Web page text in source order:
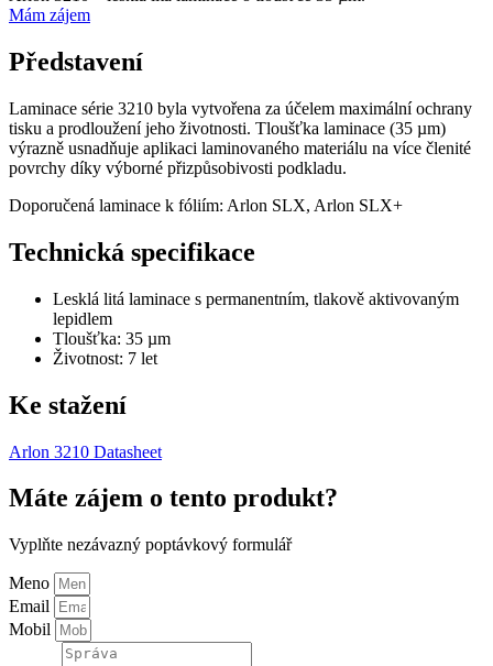
Mám zájem
Představení
Laminace série 3210 byla vytvořena za účelem maximální ochrany
tisku a prodloužení jeho životnosti. Tloušťka laminace (35 µm)
výrazně usnadňuje aplikaci laminovaného materiálu na více členité
povrchy díky výborné přizpůsobivosti podkladu.
Doporučená laminace k fóliím: Arlon SLX, Arlon SLX+
Technická specifikace
Lesklá litá laminace s permanentním, tlakově aktivovaným
lepidlem
Tloušťka: 35 µm
Životnost: 7 let
Ke stažení
Arlon 3210 Datasheet
Máte zájem o tento produkt?
Vyplňte nezávazný poptávkový formulář
Meno
Email
Mobil